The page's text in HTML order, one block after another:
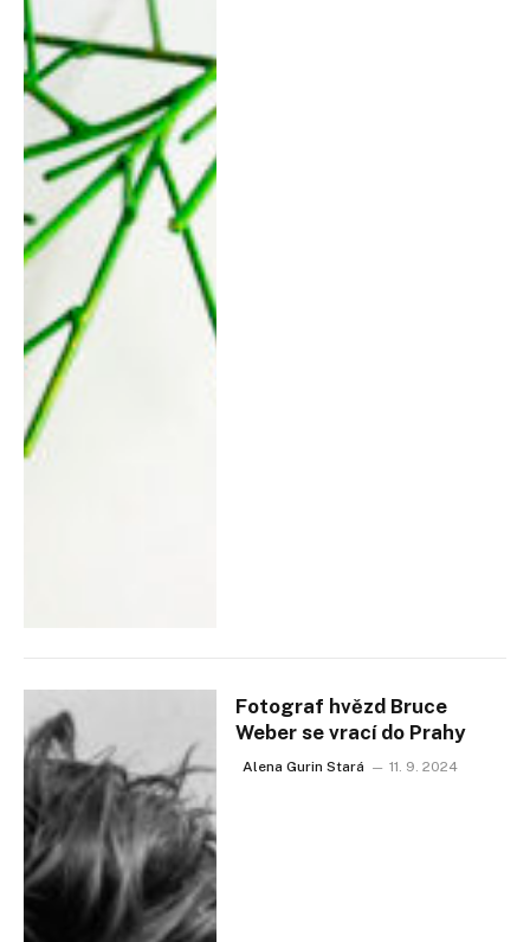
Fotograf hvězd Bruce
Weber se vrací do Prahy
Alena Gurin Stará 11. 9. 2024